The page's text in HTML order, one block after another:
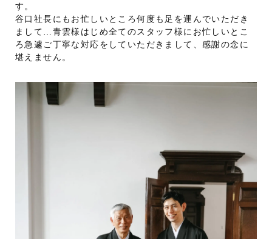
す。
谷口社長にもお忙しいところ何度も足を運んでいただき
まして…青雲様はじめ全てのスタッフ様にお忙しいとこ
ろ急遽ご丁寧な対応をしていただきまして、感謝の念に
堪えません。